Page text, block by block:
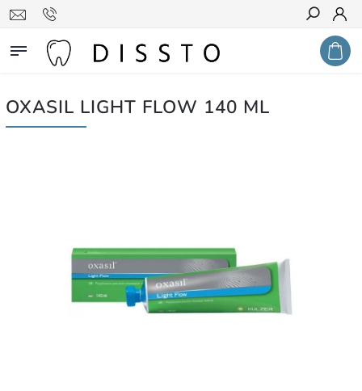
Hledat
OXASIL LIGHT FLOW 140 ML